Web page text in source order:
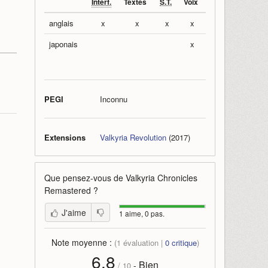
anglais x x x
x
japonais
x
PEGI Inconnu
Extensions Valkyria Revolution (2017)
Que pensez-vous de Valkyria Chronicles
Remastered ?
1 aime, 0 pas.
J'aime
Note moyenne : (1 évaluation | 0critique)
6,8 / 10 - Bien